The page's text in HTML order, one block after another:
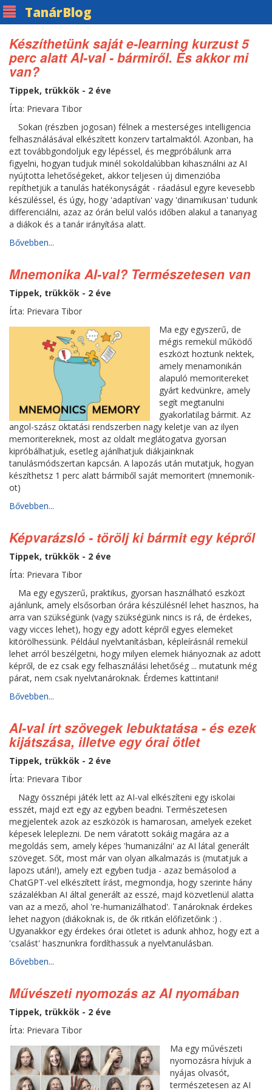
TanárBlog
Készíthetünk saját e-learning kurzust 5
perc alatt AI-val - bármiről. És akkor mi
van?
Tippek, trükkök - 2 éve
Írta: Prievara Tibor
Sokan (részben jogosan) félnek a mesterséges intelligencia
felhasználásával elkészített konzerv tartalmaktól. Azonban, ha
ezt továbbgondoljuk egy lépéssel, és megpróbálunk arra
figyelni, hogyan tudjuk minél sokoldalúbban kihasználni az AI
nyújtotta lehetőségeket, akkor teljesen új dimenzióba
repíthetjük a tanulás hatékonyságát - ráadásul egyre kevesebb
készüléssel, és úgy, hogy 'adaptívan' vagy 'dinamikusan' tudunk
differenciálni, azaz az órán belül valós időben alakul a tananyag
a diákok és a tanár irányítása alatt.
Bővebben...
Mnemonika AI-val? Természetesen van
Tippek, trükkök - 2 éve
Írta: Prievara Tibor
Ma egy egyszerű, de
mégis remekül működő
eszközt hoztunk nektek,
amely menamonikán
alapuló memoritereket
gyárt kedvünkre, amely
segít megtanulni
gyakorlatilag bármit. Az
angol-szász oktatási rendszerben nagy keletje van az ilyen
memoritereknek, most az oldalt meglátogatva gyorsan
kipróbálhatjuk, esetleg ajánlhatjuk diákjainknak
tanulásmódszertan kapcsán. A lapozás után mutatjuk, hogyan
készíthetsz 1 perc alatt bármiből saját memoritert (mnemonik-
ot)
Bővebben...
Képvarázsló - törölj ki bármit egy képről
Tippek, trükkök - 2 éve
Írta: Prievara Tibor
Ma egy egyszerű, praktikus, gyorsan használható eszközt
ajánlunk, amely elsősorban órára készülésnél lehet hasznos, ha
arra van szükségünk (vagy szükségünk nincs is rá, de érdekes,
vagy vicces lehet), hogy egy adott képről egyes elemeket
kitörölhessünk. Például nyelvtanításban, képleírásnál remekül
lehet arról beszélgetni, hogy milyen elemek hiányoznak az adott
képről, de ez csak egy felhasználási lehetőség ... mutatunk még
párat, nem csak nyelvtanároknak. Érdemes kattintani!
Bővebben...
AI-val írt szövegek lebuktatása - és ezek
kijátszása, illetve egy órai ötlet
Tippek, trükkök - 2 éve
Írta: Prievara Tibor
Nagy össznépi játék lett az AI-val elkészíteni egy iskolai
esszét, majd ezt egy az egyben beadni. Természetesen
megjelentek azok az eszközök is hamarosan, amelyek ezeket
képesek leleplezni. De nem váratott sokáig magára az a
megoldás sem, amely képes 'humanizálni' az AI látal generált
szöveget. Sőt, most már van olyan alkalmazás is (mutatjuk a
lapozs után!), amely ezt egyben tudja - azaz bemásolod a
ChatGPT-vel elkészített írást, megmondja, hogy szerinte hány
százalékban AI által generált az esszé, majd közvetlenül alatta
van az a mező, ahol 're-humanizálhatod'. Tanároknak érdekes
lehet nagyon (diákoknak is, de ők ritkán előfizetőink :) .
Ugyanakkor egy érdekes órai ötletet is adunk ahhoz, hogy ezt a
'csalást' hasznunkra fordíthassuk a nyelvtanulásban.
Bővebben...
Művészeti nyomozás az AI nyomában
Tippek, trükkök - 2 éve
Írta: Prievara Tibor
Ma egy művészeti
nyomozásra hívjuk a
nyájas olvasót,
természetesen az AI